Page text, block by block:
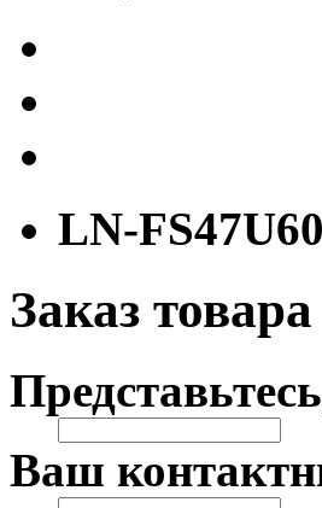
LN-
Заказ товара
Ваш